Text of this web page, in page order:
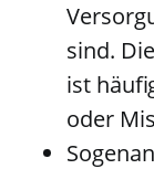
sind.
ist
oder